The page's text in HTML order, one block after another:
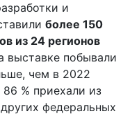
и
более 150
из 24 регионов
выставке побывали
чем в 2022
86 % приехали из
федеральных